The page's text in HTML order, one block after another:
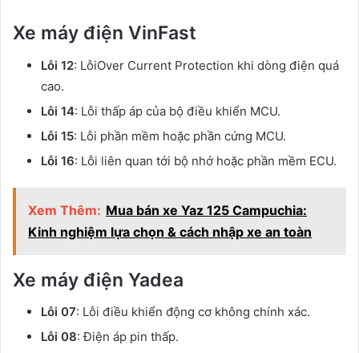
Xe máy điện VinFast
Lỗi 12: LỗiOver Current Protection khi dòng điện quá
cao.
Lỗi 14: Lỗi thấp áp của bộ điều khiển MCU.
Lỗi 15: Lỗi phần mềm hoặc phần cứng MCU.
Lỗi 16: Lỗi liên quan tới bộ nhớ hoặc phần mềm ECU.
Xem Thêm: Mua bán xe Yaz 125 Campuchia:
Kinh nghiệm lựa chọn & cách nhập xe an toàn
Xe máy điện Yadea
Lỗi 07: Lỗi điều khiển động cơ không chính xác.
Lỗi 08: Điện áp pin thấp.